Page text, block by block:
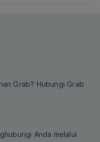
Grab? Hubungi Grab
Anda melalui